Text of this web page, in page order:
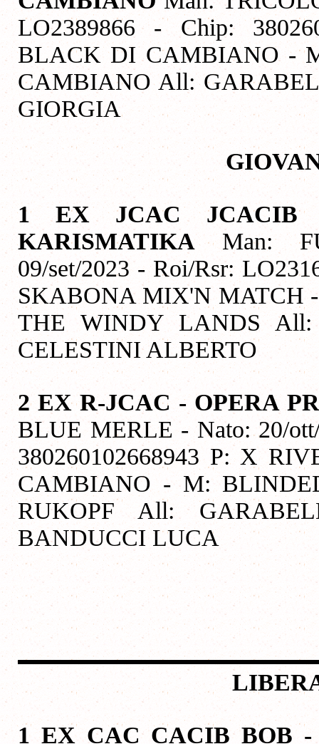
LO2389866 - Chip:
BLACK DI CAMBIANO -
CAMBIANO All:
GIORGIA
1 EX JCAC JCACIB
KARISMATIKAMan:
09/set/2023 - Roi/Rsr:
SKABONA MIX'N MATCH
THE WINDY LANDS All:
CELESTINI ALBERTO
2 EX R-JCAC - OPERA
BLUE MERLE - Nato: 20/
380260102668943 P: X
CAMBIANO - M:
RUKOPF All:
BANDUCCI LUCA
1 EX CAC CACIB BOB